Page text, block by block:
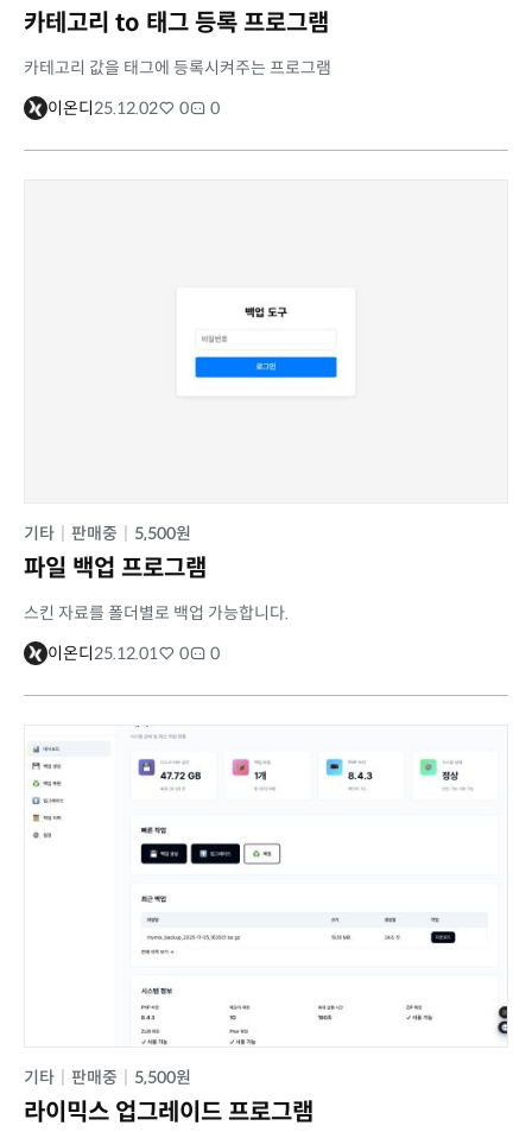
카테고리 to 태그 등록 프로그램
카테고리 값을 태그에 등록시켜주는 프로그램
이온디25.12.02 0 0
기타 판매중 5,500원
파일 백업 프로그램
스킨 자료를 폴더별로 백업 가능합니다.
이온디25.12.01 0 0
기타 판매중 5,500원
라이믹스 업그레이드 프로그램